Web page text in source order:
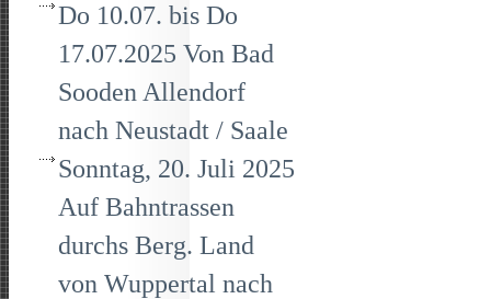
Do 10.07. bis Do
17.07.2025 Von Bad
Sooden Allendorf
nach Neustadt / Saale
Sonntag, 20. Juli 2025
Auf Bahntrassen
durchs Berg. Land
von Wuppertal nach